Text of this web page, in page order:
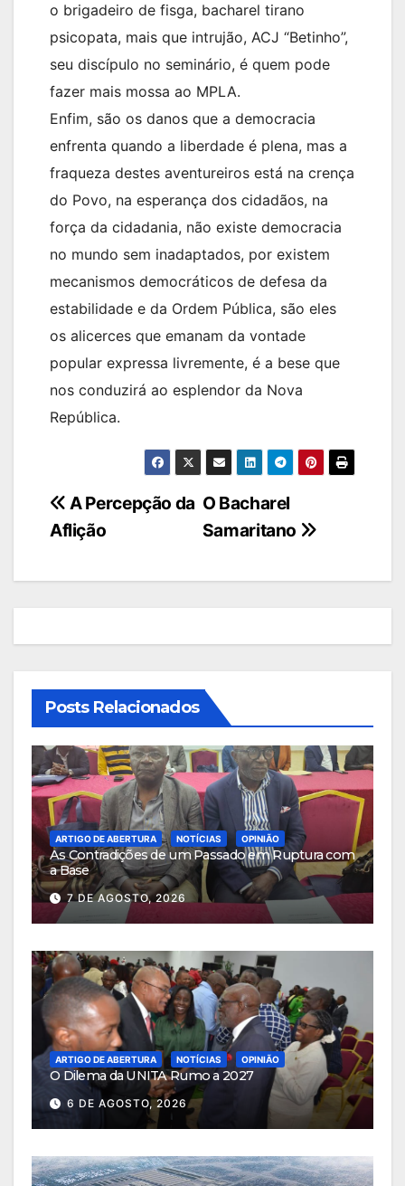
o brigadeiro de fisga, bacharel tirano
psicopata, mais que intrujão, ACJ “Betinho”,
seu discípulo no seminário, é quem pode
fazer mais mossa ao MPLA.
Enfim, são os danos que a democracia
enfrenta quando a liberdade é plena, mas a
fraqueza destes aventureiros está na crença
do Povo, na esperança dos cidadãos, na
força da cidadania, não existe democracia
no mundo sem inadaptados, por existem
mecanismos democráticos de defesa da
estabilidade e da Ordem Pública, são eles
os alicerces que emanam da vontade
popular expressa livremente, é a bese que
nos conduzirá ao esplendor da Nova
República.
Navegação
de
artigos
O Bacharel
Samaritano
A Percepção da
Aflição
Posts Relacionados
ARTIGO DE ABERTURA NOTÍCIAS OPINIÃO
As Contradições de um Passado em Ruptura com
a Base
7 DE AGOSTO, 2026
ARTIGO DE ABERTURA NOTÍCIAS OPINIÃO
O Dilema da UNITA Rumo a 2027
6 DE AGOSTO, 2026